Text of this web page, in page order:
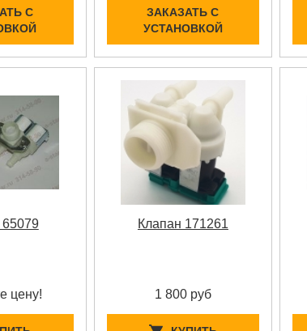
С
ЗАКАЗАТЬ С
УСТАНОВКОЙ
65079
цену!
Клапан 171261
1 800 руб